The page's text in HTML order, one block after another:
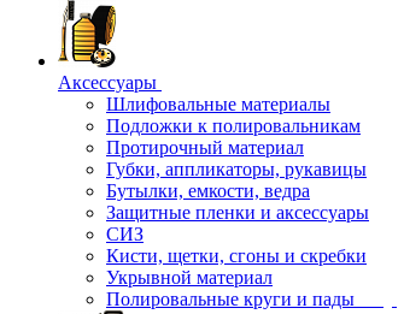
Аксессуары
Шлифовальные материалы
Подложки к полировальникам
Протирочный материал
Губки, аппликаторы, рукавицы
Бутылки, емкости, ведра
Защитные пленки и аксессуары
СИЗ
Кисти, щетки, сгоны и скребки
Укрывной материал
Полировальные круги и пады